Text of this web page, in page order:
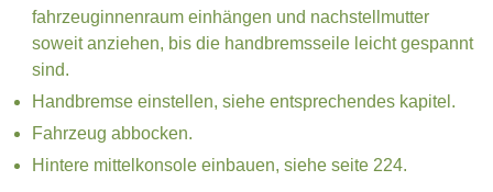
fahrzeuginnenraum einhängen und nachstellmutter
soweit anziehen, bis die handbremsseile leicht gespannt
sind.
Handbremse einstellen, siehe entsprechendes kapitel.
Fahrzeug abbocken.
Hintere mittelkonsole einbauen, siehe seite 224.